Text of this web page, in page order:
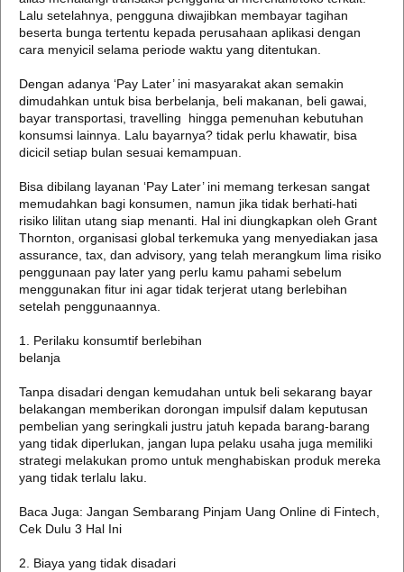
Lalu setelahnya, pengguna diwajibkan membayar tagihan
beserta bunga tertentu kepada perusahaan aplikasi dengan
cara menyicil selama periode waktu yang ditentukan.
Dengan adanya ‘Pay Later’ ini masyarakat akan semakin
dimudahkan untuk bisa berbelanja, beli makanan, beli gawai,
bayar transportasi, travelling hingga pemenuhan kebutuhan
konsumsi lainnya. Lalu bayarnya? tidak perlu khawatir, bisa
dicicil setiap bulan sesuai kemampuan.
Bisa dibilang layanan ‘Pay Later’ ini memang terkesan sangat
memudahkan bagi konsumen, namun jika tidak berhati-hati
risiko lilitan utang siap menanti. Hal ini diungkapkan oleh Grant
Thornton, organisasi global terkemuka yang menyediakan jasa
assurance, tax, dan advisory, yang telah merangkum lima risiko
penggunaan pay later yang perlu kamu pahami sebelum
menggunakan fitur ini agar tidak terjerat utang berlebihan
setelah penggunaannya.
1. Perilaku konsumtif berlebihan
belanja
Tanpa disadari dengan kemudahan untuk beli sekarang bayar
belakangan memberikan dorongan impulsif dalam keputusan
pembelian yang seringkali justru jatuh kepada barang-barang
yang tidak diperlukan, jangan lupa pelaku usaha juga memiliki
strategi melakukan promo untuk menghabiskan produk mereka
yang tidak terlalu laku.
Baca Juga: Jangan Sembarang Pinjam Uang Online di Fintech,
Cek Dulu 3 Hal Ini
2. Biaya yang tidak disadari